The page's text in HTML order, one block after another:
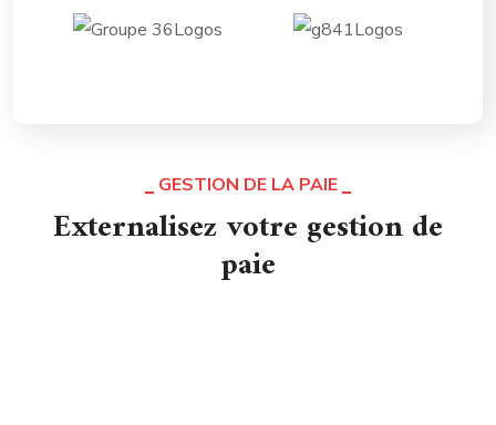
GESTION DE LA PAIE
Externalisez votre gestion de
paie